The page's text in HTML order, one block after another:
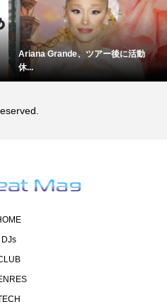
Ariana Grande、ツアー後に活動
休...
DJs